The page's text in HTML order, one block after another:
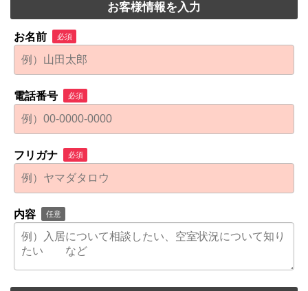
お客様情報を入力
お名前 必須
電話番号 必須
フリガナ 必須
内容 任意